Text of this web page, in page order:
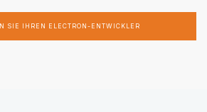
SIE IHREN ELECTRON-ENTWICKLER